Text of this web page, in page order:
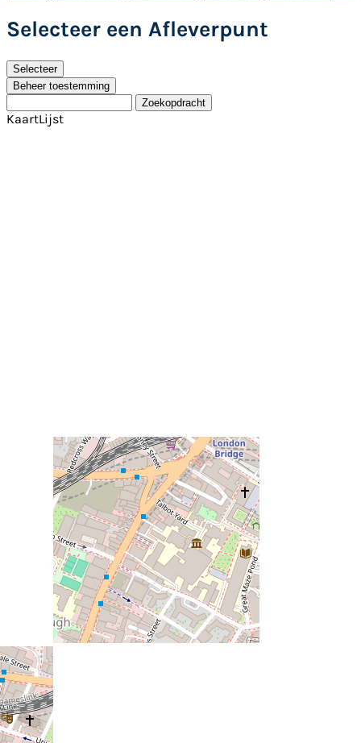
Selecteer een Afleverpunt
Selecteer
Beheer toestemming
Zoekopdracht
KaartLijst